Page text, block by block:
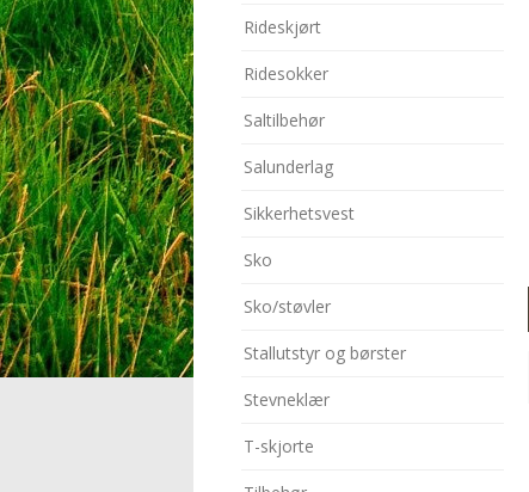
Rideskjørt
Ridesokker
Saltilbehør
Salunderlag
Sikkerhetsvest
Sko
Sko/støvler
Stallutstyr og børster
Stevneklær
T-skjorte